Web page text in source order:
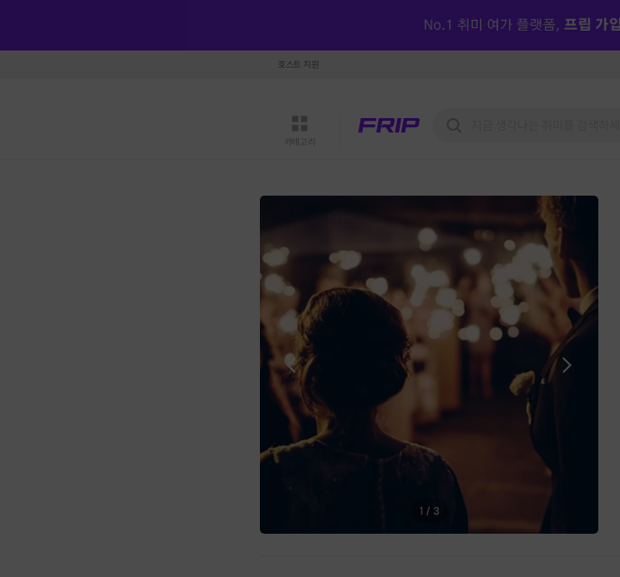
호스트 지원
카테고리
1 / 3